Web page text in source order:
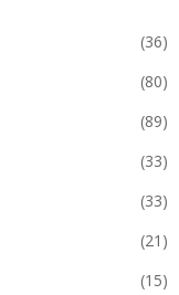
(36)
(80)
(89)
(33)
(33)
(21)
(15)